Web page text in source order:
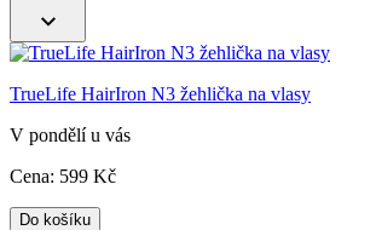
TrueLife HairIron N3 žehlička na vlasy
V pondělí u vás
Cena: 599 Kč
Do košíku